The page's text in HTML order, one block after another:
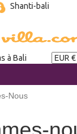
Shanti-bali
à Bali
Nous